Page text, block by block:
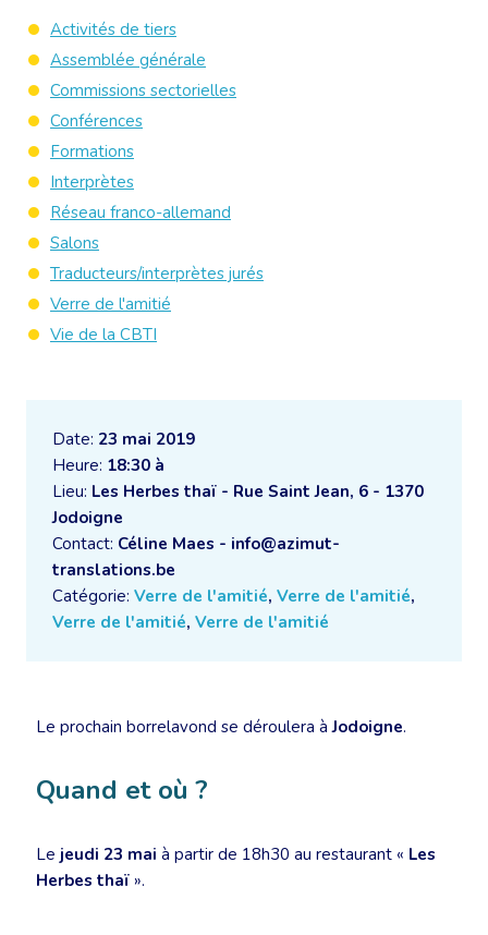
Date: 23 mai 2019
Heure: 18:30 à
Lieu: Les Herbes thaï - Rue Saint Jean, 6 - 1370
Jodoigne
Contact: Céline Maes - info@azimut-
translations.be
Catégorie: Verre de l'amitié, Verre de l'amitié,
Verre de l'amitié, Verre de l'amitié
Le prochain borrelavond se déroulera àJodoigne.
Quand et où ?
Le jeudi 23 mai à partir de 18h30 au restaurant « Les
Herbes thaï ».
Activités de tiers
Assemblée générale
Commissions sectorielles
Conférences
Formations
Interprètes
Réseau franco-allemand
Salons
Traducteurs/interprètes jurés
Verre de l'amitié
Vie de la CBTI